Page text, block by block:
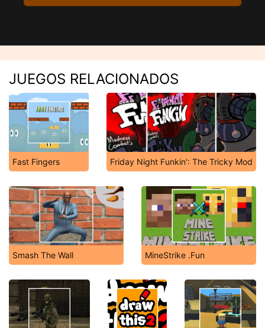
JUEGOS RELACIONADOS
Fast Fingers Friday Night Funkin': The Tricky Mod
Smash The Wall MineStrike .Fun